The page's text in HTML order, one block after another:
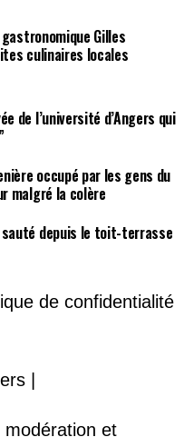
Gilles
culinaires locales
de l’université d’Angers qui
occupé par les gens du
malgré la colère
sauté depuis le toit-terrasse
de confidentialité
|
modération et